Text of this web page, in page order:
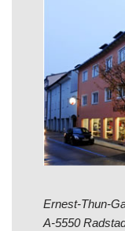
Ernest-Thun-
A-5550